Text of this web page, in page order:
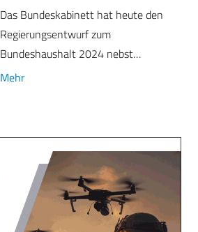
Das Bundeskabinett hat heute den
Regierungsentwurf zum
Bundeshaushalt 2024 nebst…
Mehr